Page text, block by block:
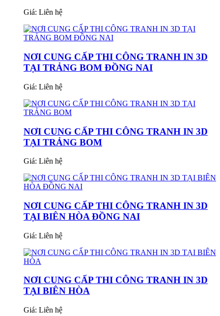
Giá: Liên hệ
NƠI CUNG CẤP THI CÔNG TRANH IN 3D
TẠI TRẢNG BOM ĐỒNG NAI
Giá: Liên hệ
NƠI CUNG CẤP THI CÔNG TRANH IN 3D
TẠI TRẢNG BOM
Giá: Liên hệ
NƠI CUNG CẤP THI CÔNG TRANH IN 3D
TẠI BIÊN HÒA ĐỒNG NAI
Giá: Liên hệ
NƠI CUNG CẤP THI CÔNG TRANH IN 3D
TẠI BIÊN HÒA
Giá: Liên hệ